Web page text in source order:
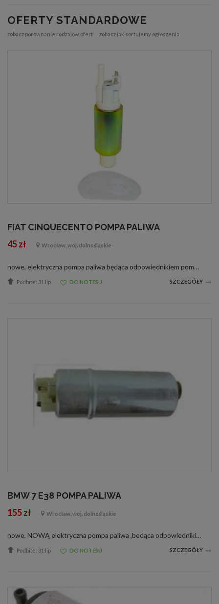
OFERTY STANDARDOWE
zobacz porównanie rodzajów ofert zobacz jak sortujemy ogłoszenia
FIAT CINQUECENTO POMPA PALIWA
45 zł Wrocław, woj. dolnośląskie
nowe, elektryczna pompa paliwa będąca odpowiednikiem pomp paliwa firmy WALBRO ESS382, ESS273, OE FIAT 5421306, 7747117, 7760923, AEF091, i INNEPompa ma zastosowanie m.in. w następujących samochodach z JEDNOPUNKTOWYM WTRYSKIEM PALIWA: FIAT CINQUECENTO 0...
Podbite: 31 lip DO NOTESU SZCZEGÓŁY
BMW 7 E38 POMPA PALIWA
155 zł Wrocław, woj. dolnośląskie
nowe, NOWĄ elektryczna pompa paliwa ,bedąca odpowiednikiem pomp o nr. 161411839 ,16141182109, 16141182355, 16141183947, VDO E22041080ZPompa ma zastosowanie m.in. w nastepujacych samochodach: BMW-7 E38 728i, 728iL08/95 -11/01BMW-7 E38 730i, 730iL (15...
Podbite: 31 lip DO NOTESU SZCZEGÓŁY